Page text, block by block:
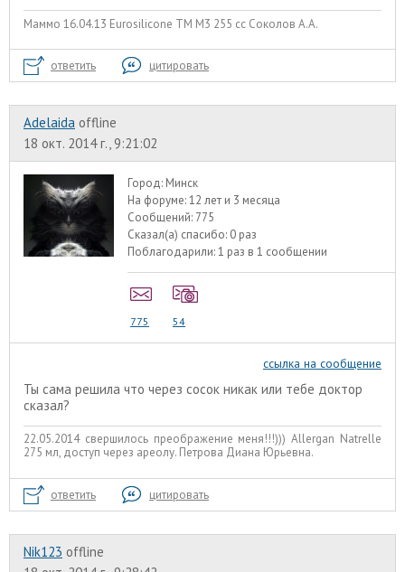
Маммо 16.04.13 Eurosilicone ТМ М3 255 сс Соколов А.А.
ответить цитировать
Adelaida offline
18 окт. 2014 г., 9:21:02
Город: Минск
На форуме:12 лет и 3 месяца
Сообщений: 775
Сказал(а) спасибо: 0 раз
Поблагодарили:1 раз в 1 сообщении
775 54
ссылка на сообщение
Ты сама решила что через сосок никак или тебе доктор
сказал?
22.05.2014 свершилось преображение меня!!!))) Allergan Natrelle
275 мл, доступ через ареолу. Петрова Диана Юрьевна.
ответить цитировать
Nik123 offline